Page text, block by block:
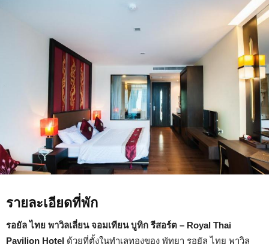
เทียน
Thai
Pavilion
Hotel
รายละเอียดที่พัก
รอยัล ไทย พาวิลเลี่ยน จอมเทียน บูทิก รีสอร์ต – Royal Thai
Pavilion Hotel ด้วยที่ตั้งในทำเลทองของ พัทยา รอยัล ไทย พาวิล